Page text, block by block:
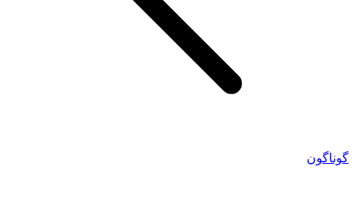
گوناگون